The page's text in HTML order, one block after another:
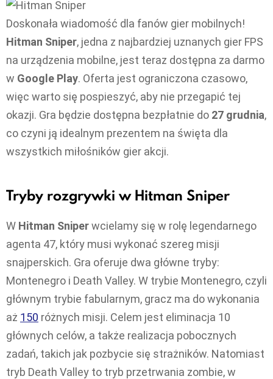
Doskonała wiadomość dla fanów gier mobilnych!
Hitman Sniper, jedna z najbardziej uznanych gier FPS
na urządzenia mobilne, jest teraz dostępna za darmo
w Google Play. Oferta jest ograniczona czasowo,
więc warto się pospieszyć, aby nie przegapić tej
okazji. Gra będzie dostępna bezpłatnie do 27 grudnia,
co czyni ją idealnym prezentem na święta dla
wszystkich miłośników gier akcji.
Tryby rozgrywki w Hitman Sniper
W Hitman Sniperwcielamy się w rolę legendarnego
agenta 47, który musi wykonać szereg misji
snajperskich. Gra oferuje dwa główne tryby:
Montenegro i Death Valley. W trybie Montenegro, czyli
głównym trybie fabularnym, gracz ma do wykonania
aż 150 różnych misji. Celem jest eliminacja 10
głównych celów, a także realizacja pobocznych
zadań, takich jak pozbycie się strażników. Natomiast
tryb Death Valley to tryb przetrwania zombie, w